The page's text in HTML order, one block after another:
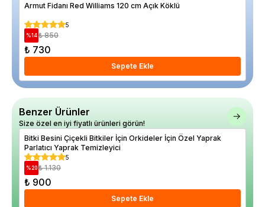
Armut Fidanı Red Williams 120 cm Açık Köklü
5
%14 ₺ 850
₺ 730
Sepete Ekle
Benzer Ürünler
Size özel en iyi fiyatlı ürünleri görün!
Bitki Besini Çiçekli Bitkiler İçin Orkideler İçin Özel Yaprak
Parlatıcı Yaprak Temizleyici
5
%20 ₺ 1.130
₺ 900
Sepete Ekle